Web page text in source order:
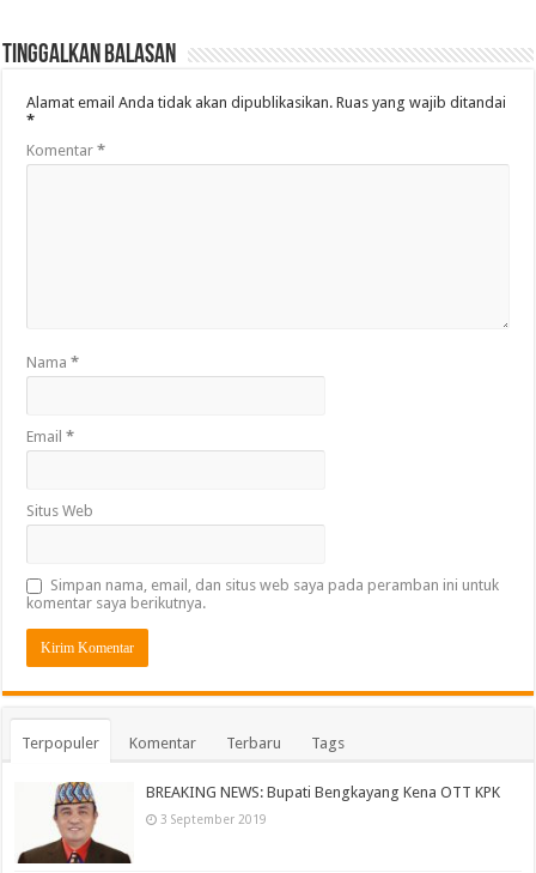
Tinggalkan Balasan
Alamat email Anda tidak akan dipublikasikan. Ruas yang wajib ditandai
*
Komentar*
Nama*
Email*
Situs Web
Simpan nama, email, dan situs web saya pada peramban ini untuk
komentar saya berikutnya.
Terpopuler Komentar Terbaru Tags
BREAKING NEWS: Bupati Bengkayang Kena OTT KPK
3 September 2019